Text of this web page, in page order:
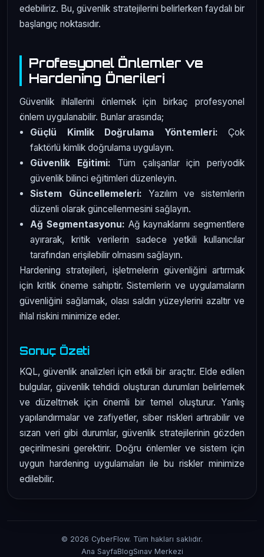
edebiliriz. Bu, güvenlik stratejilerini belirlerken faydalı bir
başlangıç noktasıdır.
Profesyonel Önlemler ve
Hardening Önerileri
Güvenlik ihlallerini önlemek için birkaç profesyonel
önlem uygulanabilir. Bunlar arasında;
Güçlü Kimlik Doğrulama Yöntemleri: Çok
faktörlü kimlik doğrulama uygulayın.
Güvenlik Eğitimi: Tüm çalışanlar için periyodik
güvenlik bilinci eğitimleri düzenleyin.
Sistem Güncellemeleri: Yazılım ve sistemlerin
düzenli olarak güncellenmesini sağlayın.
Ağ Segmentasyonu: Ağ kaynaklarını segmentlere
ayırarak, kritik verilerin sadece yetkili kullanıcılar
tarafından erişilebilir olmasını sağlayın.
Hardening stratejileri, işletmelerin güvenliğini artırmak
için kritik öneme sahiptir. Sistemlerin ve uygulamaların
güvenliğini sağlamak, olası saldırı yüzeylerini azaltır ve
ihlal riskini minimize eder.
Sonuç Özeti
KQL, güvenlik analizleri için etkili bir araçtır. Elde edilen
bulgular, güvenlik tehdidi oluşturan durumları belirlemek
ve düzeltmek için önemli bir temel oluşturur. Yanlış
yapılandırmalar ve zafiyetler, siber riskleri artırabilir ve
sızan veri gibi durumlar, güvenlik stratejilerinin gözden
geçirilmesini gerektirir. Doğru önlemler ve sistem için
uygun hardening uygulamaları ile bu riskler minimize
edilebilir.
© 2026 CyberFlow. Tüm hakları saklıdır.
Ana SayfaBlogSınav Merkezi